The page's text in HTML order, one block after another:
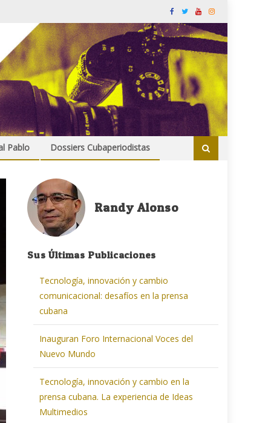
Pablo Dossiers Cubaperiodistas
Randy Alonso
Sus Últimas Publicaciones
Tecnología, innovación y cambio
comunicacional: desafíos en la prensa
cubana
Inauguran Foro Internacional Voces del
Nuevo Mundo
Tecnología, innovación y cambio en la
prensa cubana. La experiencia de Ideas
Multimedios